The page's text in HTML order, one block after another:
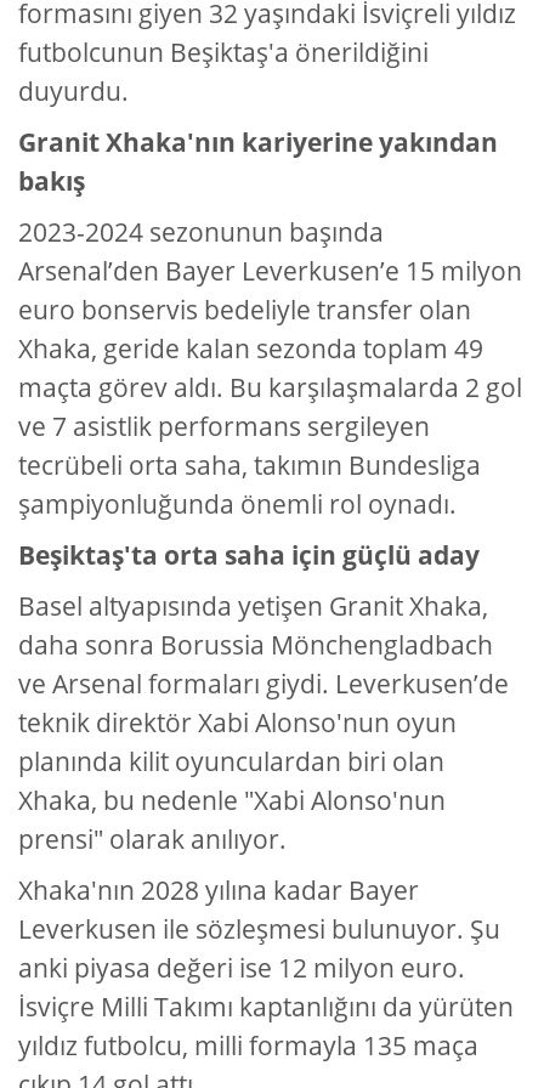
formasını giyen 32 yaşındaki İsviçreli yıldız
futbolcunun Beşiktaş'a önerildiğini
duyurdu.
Granit Xhaka'nın kariyerine yakından
bakış
2023-2024 sezonunun başında
Arsenal’den Bayer Leverkusen’e 15 milyon
euro bonservis bedeliyle transfer olan
Xhaka, geride kalan sezonda toplam 49
maçta görev aldı. Bu karşılaşmalarda 2 gol
ve 7 asistlik performans sergileyen
tecrübeli orta saha, takımın Bundesliga
şampiyonluğunda önemli rol oynadı.
Beşiktaş'ta orta saha için güçlü aday
Basel altyapısında yetişen Granit Xhaka,
daha sonra Borussia Mönchengladbach
ve Arsenal formaları giydi. Leverkusen’de
teknik direktör Xabi Alonso'nun oyun
planında kilit oyunculardan biri olan
Xhaka, bu nedenle "Xabi Alonso'nun
prensi" olarak anılıyor.
Xhaka'nın 2028 yılına kadar Bayer
Leverkusen ile sözleşmesi bulunuyor. Şu
anki piyasa değeri ise 12 milyon euro.
İsviçre Milli Takımı kaptanlığını da yürüten
yıldız futbolcu, milli formayla 135 maça